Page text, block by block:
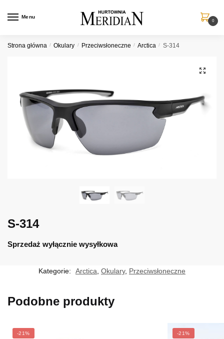
Menu
0
Strona główna / Okulary / Przeciwsłoneczne / Arctica / S-314
S-314
Sprzedaż wyłącznie wysyłkowa
Kategorie: Arctica Okulary, Przeciwsłoneczne
Podobne produkty
-21% -21%